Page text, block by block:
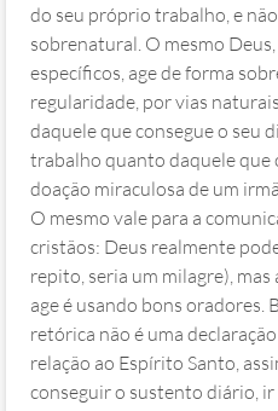
do seu próprio trabalho, e
sobrenatural. O mesmo
específicos, age de forma
regularidade, por vias
daquele que consegue o seu
trabalho quanto daquele que
doação miraculosa de um
O mesmo vale para a
cristãos: Deus realmente
repito, seria um milagre),
age é usando bons oradores.
retórica não é uma
relação ao Espírito Santo,
conseguir o sustento diário,